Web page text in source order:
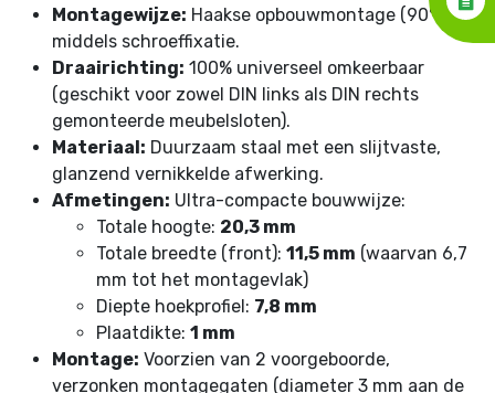
Montagewijze: Haakse opbouwmontage (90°)
middels schroeffixatie.
Draairichting: 100% universeel omkeerbaar
(geschikt voor zowel DIN links als DIN rechts
gemonteerde meubelsloten).
Materiaal: Duurzaam staal met een slijtvaste,
glanzend vernikkelde afwerking.
Afmetingen: Ultra-compacte bouwwijze:
Totale hoogte: 20,3 mm
Totale breedte (front): 11,5 mm (waarvan 6,7
mm tot het montagevlak)
Diepte hoekprofiel: 7,8 mm
Plaatdikte: 1 mm
Montage: Voorzien van 2 voorgeboorde,
verzonken montagegaten (diameter 3 mm aan de